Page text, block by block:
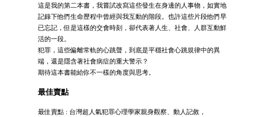
這是我的第二本書，我嘗試改寫這些發生在身邊的人事物，如實地
記錄下他們生命歷程中曾經與我互動的階段。也許這些片段他們早
已忘記，但是這樣的交會時刻，卻代表著人生、社會、人群互動鮮
活的一段。
犯罪，這些偏離常軌的心跳聲，到底是平穩社會心跳規律中的異
端，還是隱含著社會病症的重大警示？
期待這本書能給你不一樣的角度與思考。
最佳賣點
最佳賣點 : 台灣超人氣犯罪心理學家親身觀察、動人記敘，